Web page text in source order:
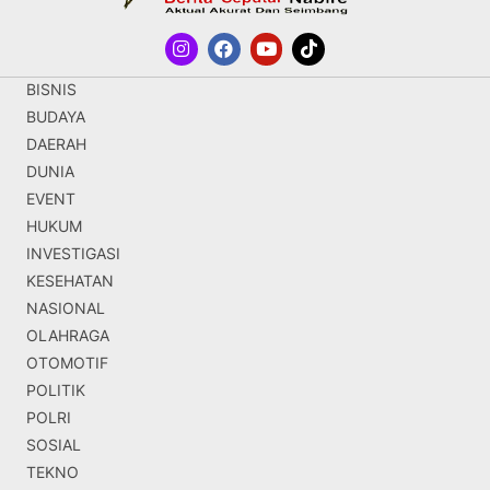
BISNIS
BUDAYA
DAERAH
DUNIA
EVENT
HUKUM
INVESTIGASI
KESEHATAN
NASIONAL
OLAHRAGA
OTOMOTIF
POLITIK
POLRI
SOSIAL
TEKNO